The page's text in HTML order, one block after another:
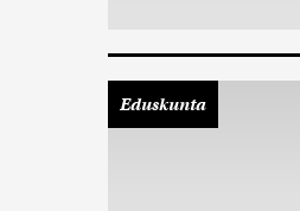
Eduskunta